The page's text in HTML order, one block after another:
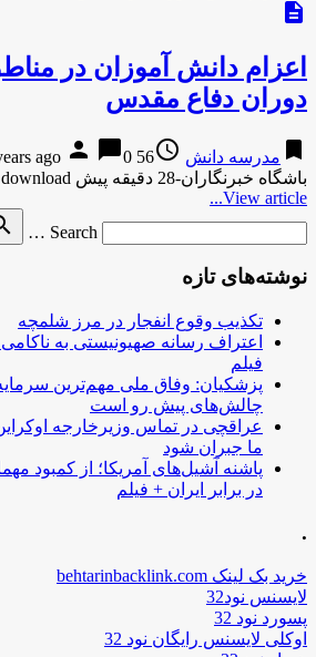
description
اعزام دانش آموزان در
دوران دفاع مقدس
bookmark مدرسه دانش access_time
56 years ago
person chat_bubble0
باشگاه خبرنگاران-28 دقیقه پیش bluray movie download ورزشی
View article...
Search …
نوشته‌های تازه
تکذیب وقوع انفجار در مرز شلمچه
اعتراف رسانه صهیونیستی به
فیلم
پزشکیان: وفاق ملی مهم‌ترین سرمایه
چالش‌های پیش رو است
عراقچی در تماس وزیرخارجه
ما جبران شود
پاشنه آشیل‌های آمریکا؛ از کمبود
در برابر ایران + فیلم
.
خرید بک لینک behtarinbacklink.com
لایسنس نود32
پسورد نود 32
اوکلی لایسنس رایگان نود 32